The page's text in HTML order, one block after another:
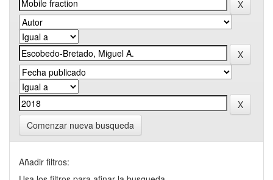
Comenzar nueva busqueda
Añadir filtros: